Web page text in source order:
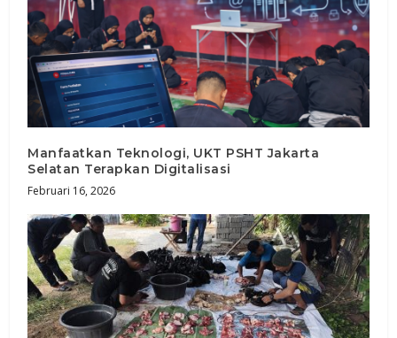
Manfaatkan Teknologi, UKT PSHT Jakarta
Selatan Terapkan Digitalisasi
Februari 16, 2026